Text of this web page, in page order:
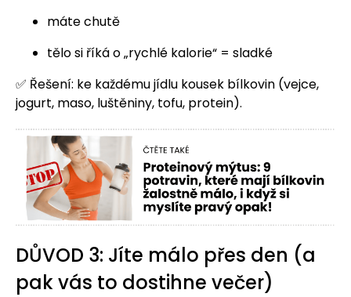
máte chutě
tělo si říká o „rychlé kalorie“ = sladké
✅ Řešení: ke každému jídlu kousek bílkovin (vejce,
jogurt, maso, luštěniny, tofu, protein).
DŮVOD 3: Jíte málo přes den (a
pak vás to dostihne večer)